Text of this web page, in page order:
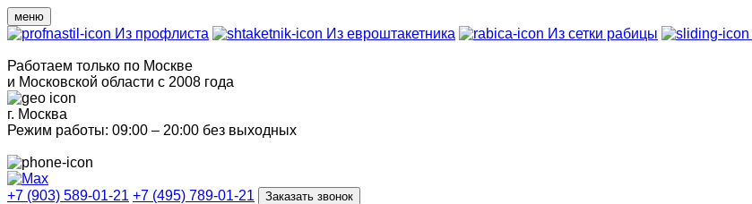
меню
Из профлиста Из евроштакетника Из сетки рабицы
Работаем только по Москве
и Московской области с 2008 года
г. Москва
Режим работы: 09:00 – 20:00 без выходных
+7 (903) 589-01-21 +7 (495) 789-01-21 Заказать звонок